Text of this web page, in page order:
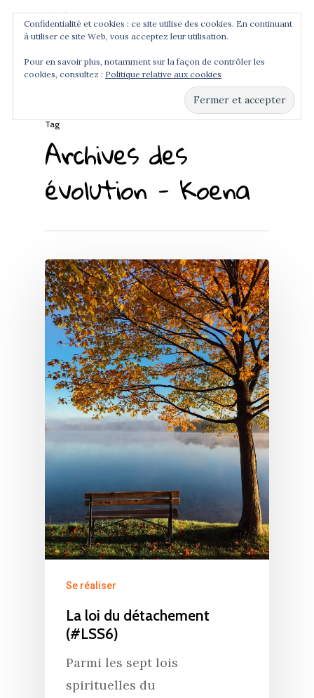
Hit enter to search or ESC to close
Tag
Archives des
évolution - Koena
Se réaliser
La loi du détachement
(#LSS6)
Parmi les sept lois
spirituelles du
Confidentialité et cookies : ce site utilise des cookies. En continuant
à utiliser ce site Web, vous acceptez leur utilisation.
Pour en savoir plus, notamment sur la façon de contrôler les
cookies, consultez : Politique relative aux cookies